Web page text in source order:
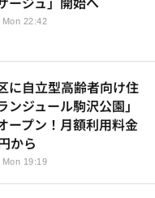
22:42
に自立型高齢者向け住
ンジュール駒沢公園」
ープン！月額利用料金
から
19:19